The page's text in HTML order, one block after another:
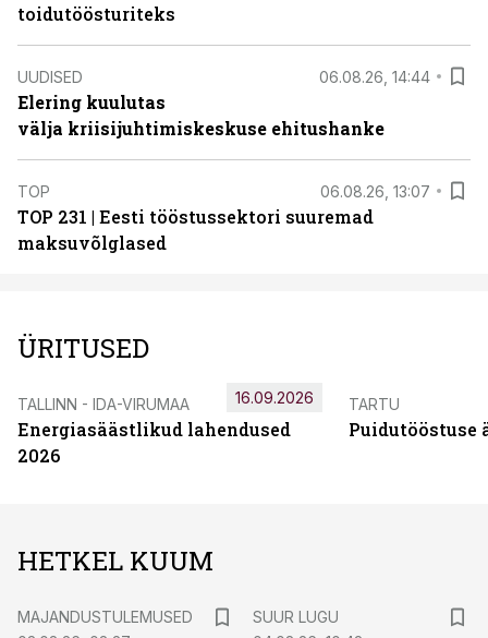
toidutöösturiteks
UUDISED 06.08.26, 14:44
Elering kuulutas
välja kriisijuhtimiskeskuse ehitushanke
TOP 06.08.26, 13:07
TOP 231 | Eesti tööstussektori suuremad
maksuvõlglased
ÜRITUSED
TALLINN - IDA-VIRUMAA
Energiasäästlikud lahendused
2026
16.09.2026 TARTU
Puidutööstuse
HETKEL KUUM
MAJANDUSTULEMUSED
SUUR LUGU